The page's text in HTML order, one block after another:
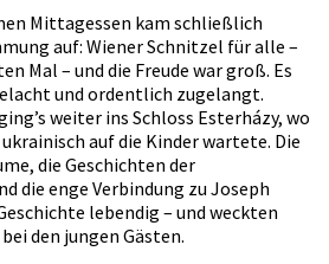
Mittagessen kam schließlich
auf: Wiener Schnitzel für alle –
Mal – und die Freude war groß. Es
und ordentlich zugelangt.
weiter ins Schloss Esterházy, wo
auf die Kinder wartete. Die
die Geschichten der
die enge Verbindung zu Joseph
lebendig – und weckten
den jungen Gästen.